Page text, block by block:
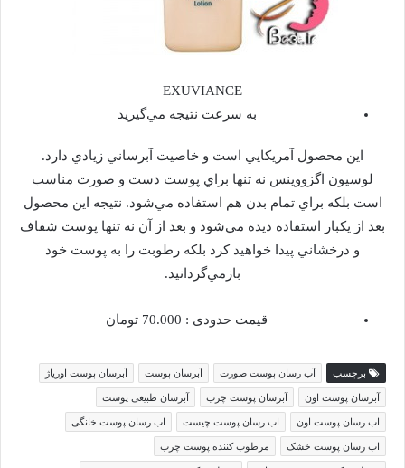
EXUVIANCE
به سرعت نتيجه مي‌گيريد
اين محصول آمريكايي است و خاصيت آبرساني زيادي دارد.
لوسيون اگزووينس نه تنها براي پوست دست و صورت مناسب
است بلكه براي تمام بدن هم استفاده مي‌شود. نتيجه اين محصول
بعد از يكبار استفاده ديده مي‌شود و بعد از آن نه تنها پوست شفاف
و درخشاني پيدا خواهيد كرد بلكه رطوبت را به پوست خود
بازمي‌گردانيد.
قيمت حدودی : 70.000 تومان
برچسب آب رسان پوست صورت آبرسان پوست آبرسان پوست اوریاژ
آبرسان پوست اون آبرسان پوست چرب آبرسان طبیعی پوست
اب رسان پوست اون اب رسان پوست چیست اب رسان پوست خانگی
اب رسان پوست خشک مرطوب کننده پوست چرب